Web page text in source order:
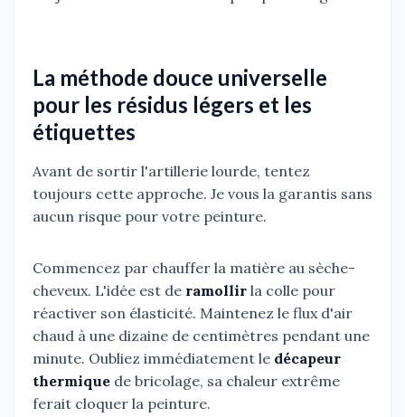
La méthode douce universelle
pour les résidus légers et les
étiquettes
Avant de sortir l'artillerie lourde, tentez
toujours cette approche. Je vous la garantis sans
aucun risque pour votre peinture.
Commencez par chauffer la matière au sèche-
cheveux. L'idée est de ramollir la colle pour
réactiver son élasticité. Maintenez le flux d'air
chaud à une dizaine de centimètres pendant une
minute. Oubliez immédiatement le décapeur
thermique de bricolage, sa chaleur extrême
ferait cloquer la peinture.